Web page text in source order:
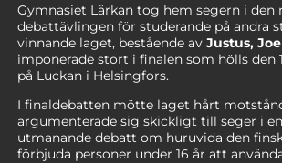
Gymnasiet Lärkan tog hem segern i den
debattävlingen för studerande på andra
vinnande laget, bestående av Justus,
imponerade stort i finalen som hölls den
på Luckan i Helsingfors.
I finaldebatten mötte laget hårt
argumenterade sig skickligt till seger i
utmanande debatt om huruvida den
förbjuda personer under 16 år att